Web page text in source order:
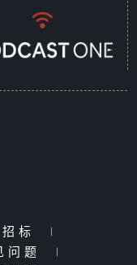
招标
|
问题
|